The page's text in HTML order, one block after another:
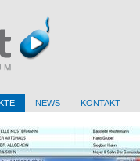
NEWS KONTAKT